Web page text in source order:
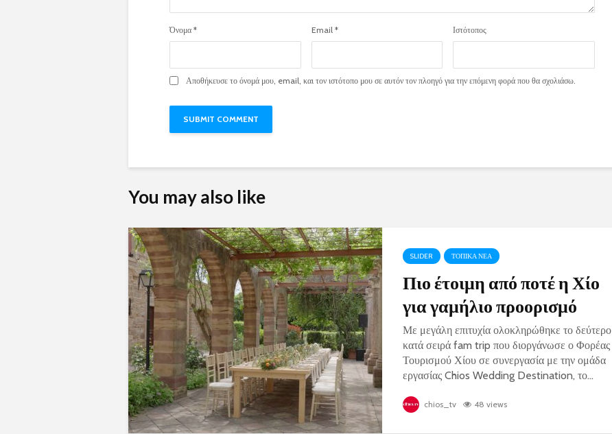
Όνομα * Email * Ιστότοπος
Αποθήκευσε το όνομά μου, email, και τον ιστότοπο μου σε αυτόν τον πλοηγό για την επόμενη φορά που θα σχολιάσω.
You may also like
SLIDER ΤΟΠΙΚΑ ΝΕΑ
Πιο έτοιμη από ποτέ η Χίο
για γαμήλιο προορισμό
Με μεγάλη επιτυχία ολοκληρώθηκε το δεύτερο
κατά σειρά fam trip που διοργάνωσε ο Φορέας
Τουρισμού Χίου σε συνεργασία με την ομάδα
εργασίας Chios Wedding Destination, το...
chios_tv 48 views